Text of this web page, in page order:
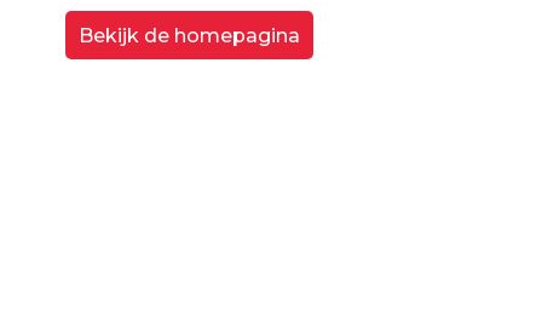
Bekijk de homepagina